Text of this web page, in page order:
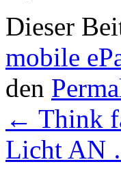
Dieser
mobile
den
← Think
Licht